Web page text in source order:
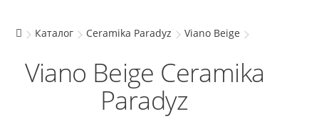
Каталог Ceramika Paradyz Viano Beige
Viano Beige Ceramika
Paradyz